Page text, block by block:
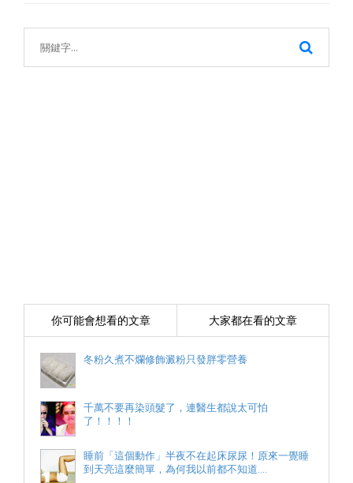
你可能會想看的文章 大家都在看的文章
冬粉久煮不爛修飾澱粉只發胖零營養
千萬不要再染頭髮了，連醫生都說太可怕
了！！！！
睡前「這個動作」半夜不在起床尿尿！原來一覺睡
到天亮這麼簡單，為何我以前都不知道....